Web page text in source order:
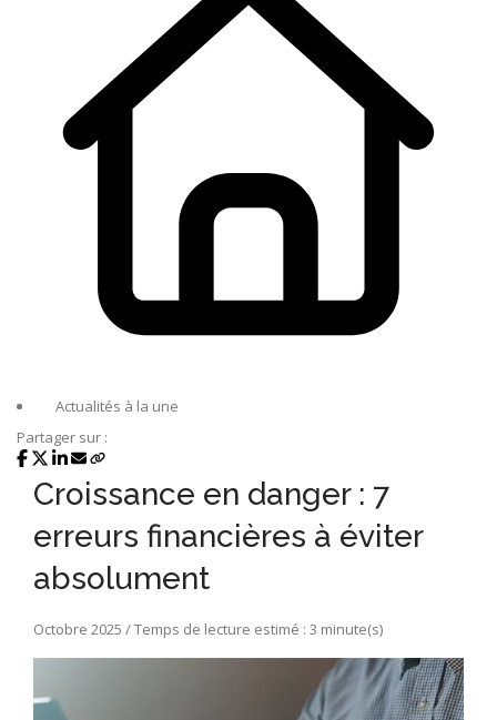
Actualités à la une
Partager sur :
Croissance en danger : 7
erreurs financières à éviter
absolument
Octobre 2025 / Temps de lecture estimé : 3 minute(s)